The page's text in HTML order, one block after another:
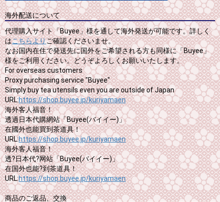
海外配送について
代理購入サイト「Buyee」様を通して海外発送が可能です。詳しく
はこちらよりご確認くださいませ。
なお国内在住で発送先に国外をご希望される方も同様に「Buyee」
様をご利用ください。どうぞよろしくお願いいたします。
For overseas customers
Proxy purchasing service "Buyee"
Simply buy tea utensils even you are outside of Japan
URL:https://shop.buyee.jp/kuriyamaen
海外客人福音！
透過日本代購網站「Buyee(バイイー)」
在國外也能買到茶道具！
URL:https://shop.buyee.jp/kuriyamaen
海外客人福音！
透?日本代?网站「Buyee(バイイー)」
在国外也能?到茶道具！
URL:https://shop.buyee.jp/kuriyamaen
商品のご返品、交換